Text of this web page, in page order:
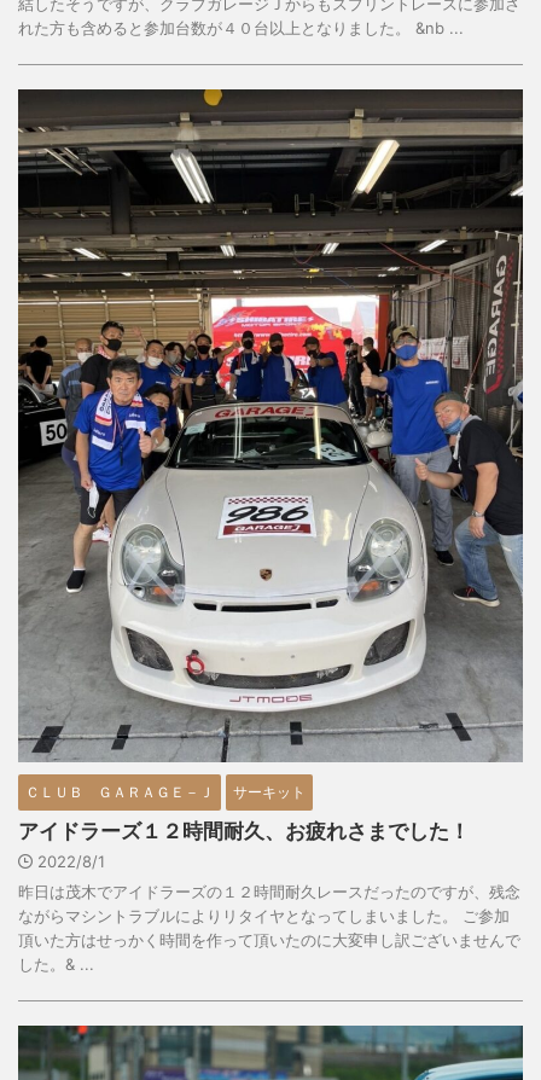
れた方も含めると参加台数が４０台以上となりました。 &nb ...
ＣＬＵＢ ＧＡＲＡＧＥ－Ｊ サーキット
アイドラーズ１２時間耐久、お疲れさまでした！
2022/8/1
昨日は茂木でアイドラーズの１２時間耐久レースだったのですが、残念
ながらマシントラブルによりリタイヤとなってしまいました。 ご参加
頂いた方はせっかく時間を作って頂いたのに大変申し訳ございませんで
した。& ...